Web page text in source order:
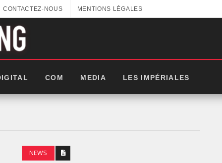
CONTACTEZ-NOUS MENTIONS LÉGALES
COM MEDIA LES IMPÉRIALES
NEWS